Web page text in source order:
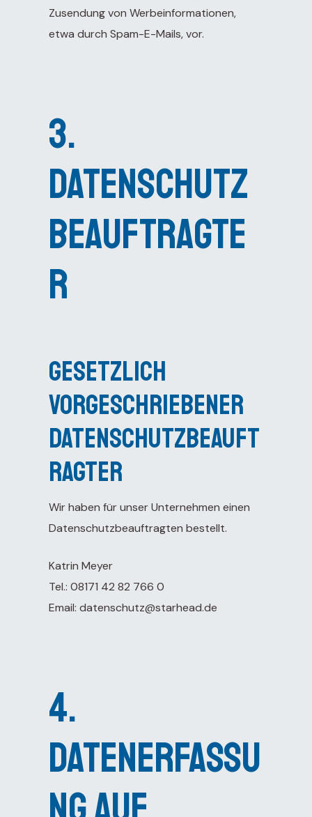
Zusendung von Werbeinformationen,
etwa durch Spam-E-Mails, vor.
3.
Datenschutz
beauftragte
r
Gesetzlich
vorgeschriebener
Datenschutzbeauft
ragter
Wir haben für unser Unternehmen einen
Datenschutzbeauftragten bestellt.
Katrin Meyer
Tel.: 08171 42 82 766 0
Email: datenschutz@starhead.de
4.
Datenerfassu